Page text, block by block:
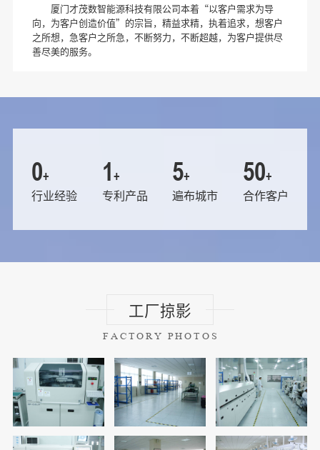
厦门才茂数智能源科技有限公司本着“以客户需求为导
向，为客户创造价值”的宗旨，精益求精，执着追求，想客户
之所想，急客户之所急，不断努力，不断超越，为客户提供尽
善尽美的服务。
5+
行业经验
34
专利产品
170
遍布城市
1700
合作客户
工厂掠影
FACTORY PHOTOS